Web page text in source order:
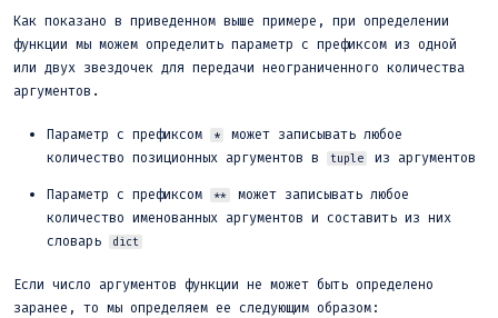
Как показано в приведенном выше примере, при определении
функции мы можем определить параметр с префиксом из одной
или двух звездочек для передачи неограниченного количества
аргументов.
Параметр с префиксом *
может записывать любое
количество позиционных аргументов в
tuple из аргументов
Параметр с префиксом **
может записывать любое
количество именованных аргументов и составить из них
словарь
dict
Если число аргументов функции не может быть определено
заранее, то мы определяем ее следующим образом: